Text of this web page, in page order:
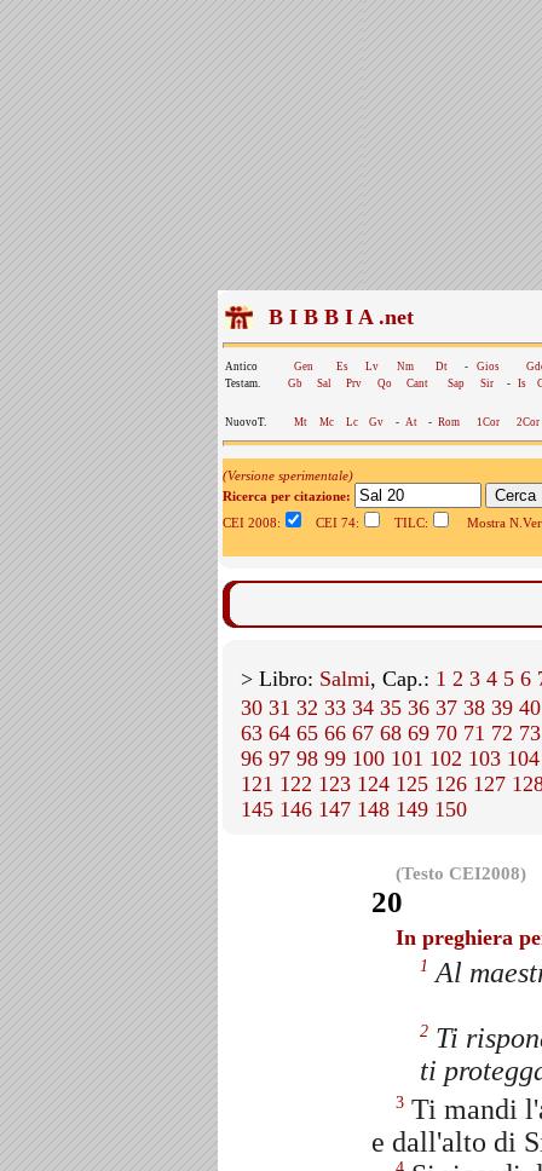
B I B B I A .net
Antico Gen Es Lv Nm Dt - Gios
Testam.
Gb Sal Prv Qo Cant Sap Sir - Is
NuovoT. Mt Mc Lc Gv - At - Rom 1Cor 2Cor
(Versione sperimentale)
Ricerca per citazione:
CEI 2008:
CEI 74: TILC: Mostra
> Libro: Salmi, Cap.: 1 2 3 4 5 6
30 31 32 33 34 35 36 37 38 39 40
63 64 65 66 67 68 69 70 71 72 73
96 97 98 99 100 101 102 103 104
121 122 123 124 125 126 127
145 146 147 148 149 150
(Testo CEI2008)
20
In preghiera
1 Al
2 Ti
ti
3 Ti mandi
e dall'alto di